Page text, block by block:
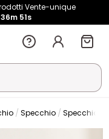
Vente-unique
36m 50s
Specchio Specchio